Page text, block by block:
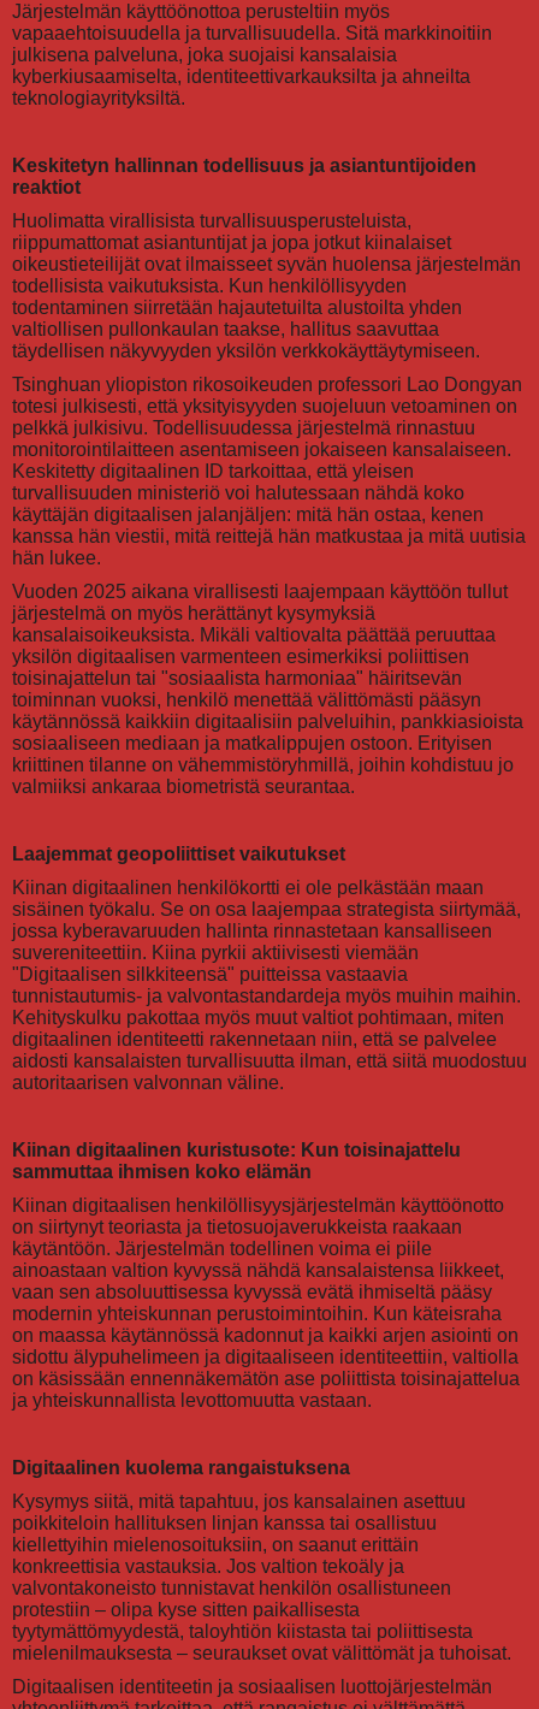
Järjestelmän käyttöönottoa perusteltiin myös
vapaaehtoisuudella ja turvallisuudella. Sitä markkinoitiin
julkisena palveluna, joka suojaisi kansalaisia
kyberkiusaamiselta, identiteettivarkauksilta ja ahneilta
teknologiayrityksiltä.
Keskitetyn hallinnan todellisuus ja asiantuntijoiden
reaktiot
Huolimatta virallisista turvallisuusperusteluista,
riippumattomat asiantuntijat ja jopa jotkut kiinalaiset
oikeustieteilijät ovat ilmaisseet syvän huolensa järjestelmän
todellisista vaikutuksista. Kun henkilöllisyyden
todentaminen siirretään hajautetuilta alustoilta yhden
valtiollisen pullonkaulan taakse, hallitus saavuttaa
täydellisen näkyvyyden yksilön verkkokäyttäytymiseen.
Tsinghuan yliopiston rikosoikeuden professori Lao Dongyan
totesi julkisesti, että yksityisyyden suojeluun vetoaminen on
pelkkä julkisivu. Todellisuudessa järjestelmä rinnastuu
monitorointilaitteen asentamiseen jokaiseen kansalaiseen.
Keskitetty digitaalinen ID tarkoittaa, että yleisen
turvallisuuden ministeriö voi halutessaan nähdä koko
käyttäjän digitaalisen jalanjäljen: mitä hän ostaa, kenen
kanssa hän viestii, mitä reittejä hän matkustaa ja mitä uutisia
hän lukee.
Vuoden 2025 aikana virallisesti laajempaan käyttöön tullut
järjestelmä on myös herättänyt kysymyksiä
kansalaisoikeuksista. Mikäli valtiovalta päättää peruuttaa
yksilön digitaalisen varmenteen esimerkiksi poliittisen
toisinajattelun tai "sosiaalista harmoniaa" häiritsevän
toiminnan vuoksi, henkilö menettää välittömästi pääsyn
käytännössä kaikkiin digitaalisiin palveluihin, pankkiasioista
sosiaaliseen mediaan ja matkalippujen ostoon. Erityisen
kriittinen tilanne on vähemmistöryhmillä, joihin kohdistuu jo
valmiiksi ankaraa biometristä seurantaa.
Laajemmat geopoliittiset vaikutukset
Kiinan digitaalinen henkilökortti ei ole pelkästään maan
sisäinen työkalu. Se on osa laajempaa strategista siirtymää,
jossa kyberavaruuden hallinta rinnastetaan kansalliseen
suvereniteettiin. Kiina pyrkii aktiivisesti viemään
"Digitaalisen silkkiteensä" puitteissa vastaavia
tunnistautumis- ja valvontastandardeja myös muihin maihin.
Kehityskulku pakottaa myös muut valtiot pohtimaan, miten
digitaalinen identiteetti rakennetaan niin, että se palvelee
aidosti kansalaisten turvallisuutta ilman, että siitä muodostuu
autoritaarisen valvonnan väline.
Kiinan digitaalinen kuristusote: Kun toisinajattelu
sammuttaa ihmisen koko elämän
Kiinan digitaalisen henkilöllisyysjärjestelmän käyttöönotto
on siirtynyt teoriasta ja tietosuojaverukkeista raakaan
käytäntöön. Järjestelmän todellinen voima ei piile
ainoastaan valtion kyvyssä nähdä kansalaistensa liikkeet,
vaan sen absoluuttisessa kyvyssä evätä ihmiseltä pääsy
modernin yhteiskunnan perustoimintoihin. Kun käteisraha
on maassa käytännössä kadonnut ja kaikki arjen asiointi on
sidottu älypuhelimeen ja digitaaliseen identiteettiin, valtiolla
on käsissään ennennäkemätön ase poliittista toisinajattelua
ja yhteiskunnallista levottomuutta vastaan.
Digitaalinen kuolema rangaistuksena
Kysymys siitä, mitä tapahtuu, jos kansalainen asettuu
poikkiteloin hallituksen linjan kanssa tai osallistuu
kiellettyihin mielenosoituksiin, on saanut erittäin
konkreettisia vastauksia. Jos valtion tekoäly ja
valvontakoneisto tunnistavat henkilön osallistuneen
protestiin – olipa kyse sitten paikallisesta
tyytymättömyydestä, taloyhtiön kiistasta tai poliittisesta
mielenilmauksesta – seuraukset ovat välittömät ja tuhoisat.
Digitaalisen identiteetin ja sosiaalisen luottojärjestelmän